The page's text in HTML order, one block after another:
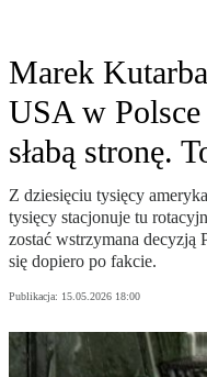
Marek
USA w Polsce
słabą stronę.
Z dziesięciu tysięcy
tysięcy stacjonuje tu
zostać wstrzymana decyzją
się dopiero po fakcie.
Publikacja: 15.05.2026 18:00